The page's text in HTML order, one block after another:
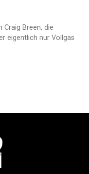
Craig Breen, die
eigentlich nur Vollgas